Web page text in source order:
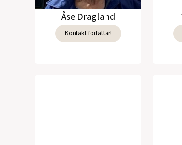
Åse Dragland
Kontakt forfattar!